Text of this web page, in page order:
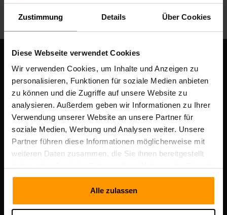
Zustimmung Details Über Cookies
Diese Webseite verwendet Cookies
Wir verwenden Cookies, um Inhalte und Anzeigen zu
personalisieren, Funktionen für soziale Medien anbieten
zu können und die Zugriffe auf unsere Website zu
analysieren. Außerdem geben wir Informationen zu Ihrer
Verwendung unserer Website an unsere Partner für
soziale Medien, Werbung und Analysen weiter. Unsere
Partner führen diese Informationen möglicherweise mit
weiteren Daten zusammen, die Sie ihnen bereitgestellt
gesammelt haben.
Alle zulassen
Unser Unternehmen
Scalable Hosting Solutions OÜ
Registrierungscode: 14652605
Umsatzsteuer-Identifikationsnummer: EE102133820
Adresse: Harju maakond, Tallinn, Kesklinna linnaosa,
Vesivärava tn 50-201, 10152